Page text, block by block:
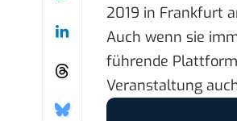
2019 in Frankfurt
Auch wenn sie
führende
Veranstaltung